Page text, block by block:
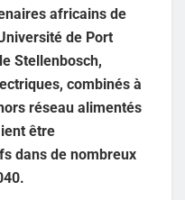
africains de
de Port
Stellenbosch,
combinés à
réseau alimentés
être
dans de nombreux